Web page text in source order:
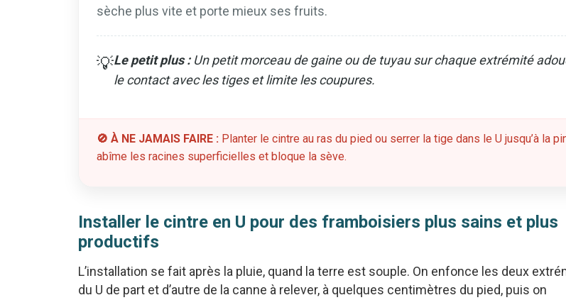
sèche plus vite et porte mieux ses fruits.
💡Le petit plus :Un petit morceau de gaine ou de tuyau sur chaque extrémité
le contact avec les tiges et limite les coupures.
🚫 À NE JAMAIS FAIRE : Planter le cintre au ras du pied ou serrer la tige dans le U jusqu’à la
abîme les racines superficielles et bloque la sève.
Installer le cintre en U pour des framboisiers plus sains et plus
productifs
L’installation se fait après la pluie, quand la terre est souple. On enfonce les deux
du U de part et d’autre de la canne à relever, à quelques centimètres du pied, puis on